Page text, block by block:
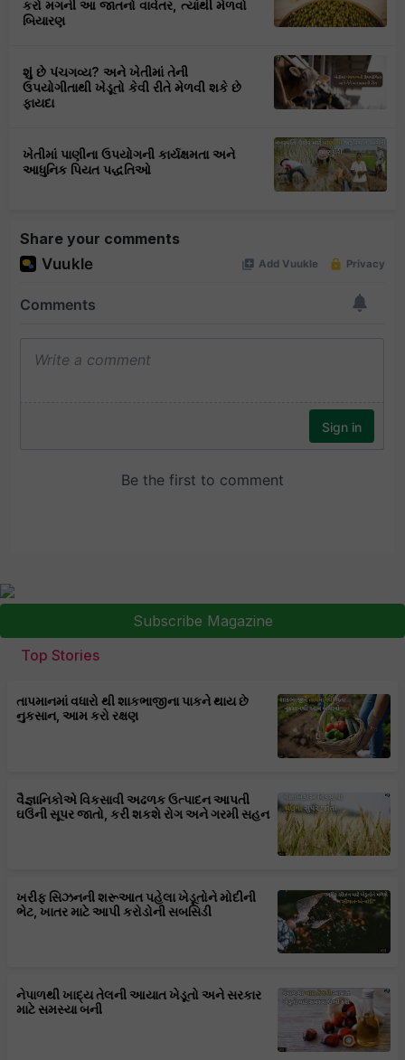
કરો મગની આ જાતનો વાવેતર, ત્યાંથી મેળવો
બિયારણ
શું છે પંચગવ્ય? અને ખેતીમાં તેની
ઉપયોગીતાથી ખેડૂતો કેવી રીતે મેળવી શકે છે
ફાયદા
ખેતીમાં પાણીના ઉપયોગની કાર્યક્ષમતા અને
આધુનિક પિયત પદ્ધતિઓ
Share your comments
Subscribe Magazine
Top Stories
તાપમાનમાં વધારો થી શાકભાજીના પાકને થાય છે
નુકસાન, આમ કરો રક્ષણ
વૈજ્ઞાનિકોએ વિકસાવી અઢળક ઉત્પાદન આપતી
ઘઉંની સૂપર જાતો, કરી શકશે રોગ અને ગરમી સહન
ખરીફ સિઝનની શરૂઆત પહેલા ખેડૂતોને મોદીની
ભેટ, ખાતર માટે આપી કરોડોની સબસિડી
નેપાળથી ખાદ્ય તેલની આયાત ખેડૂતો અને સરકાર
માટે સમસ્યા બની